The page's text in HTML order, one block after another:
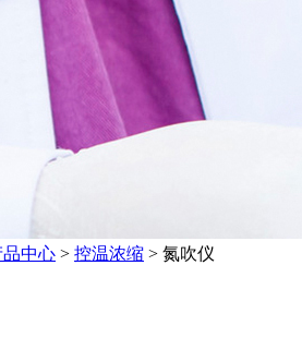
品中心 > 控温浓缩 > 氮吹仪